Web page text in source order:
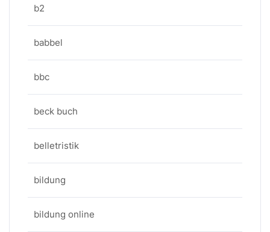
b2
babbel
bbc
beck buch
belletristik
bildung
bildung online